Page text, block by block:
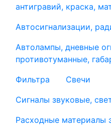
антигравий, краска,
Автосигнализации,
Автолампы, дневные
противотуманные,
Фильтра
Свечи
Сигналы звуковые,
Расходные материалы